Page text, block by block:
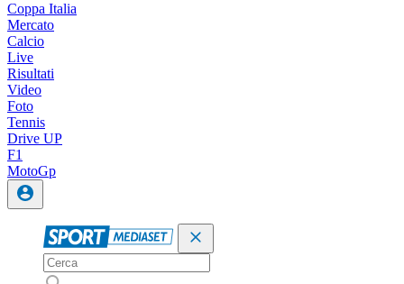
Coppa Italia
Mercato
Calcio
Live
Risultati
Video
Foto
Tennis
Drive UP
F1
MotoGp